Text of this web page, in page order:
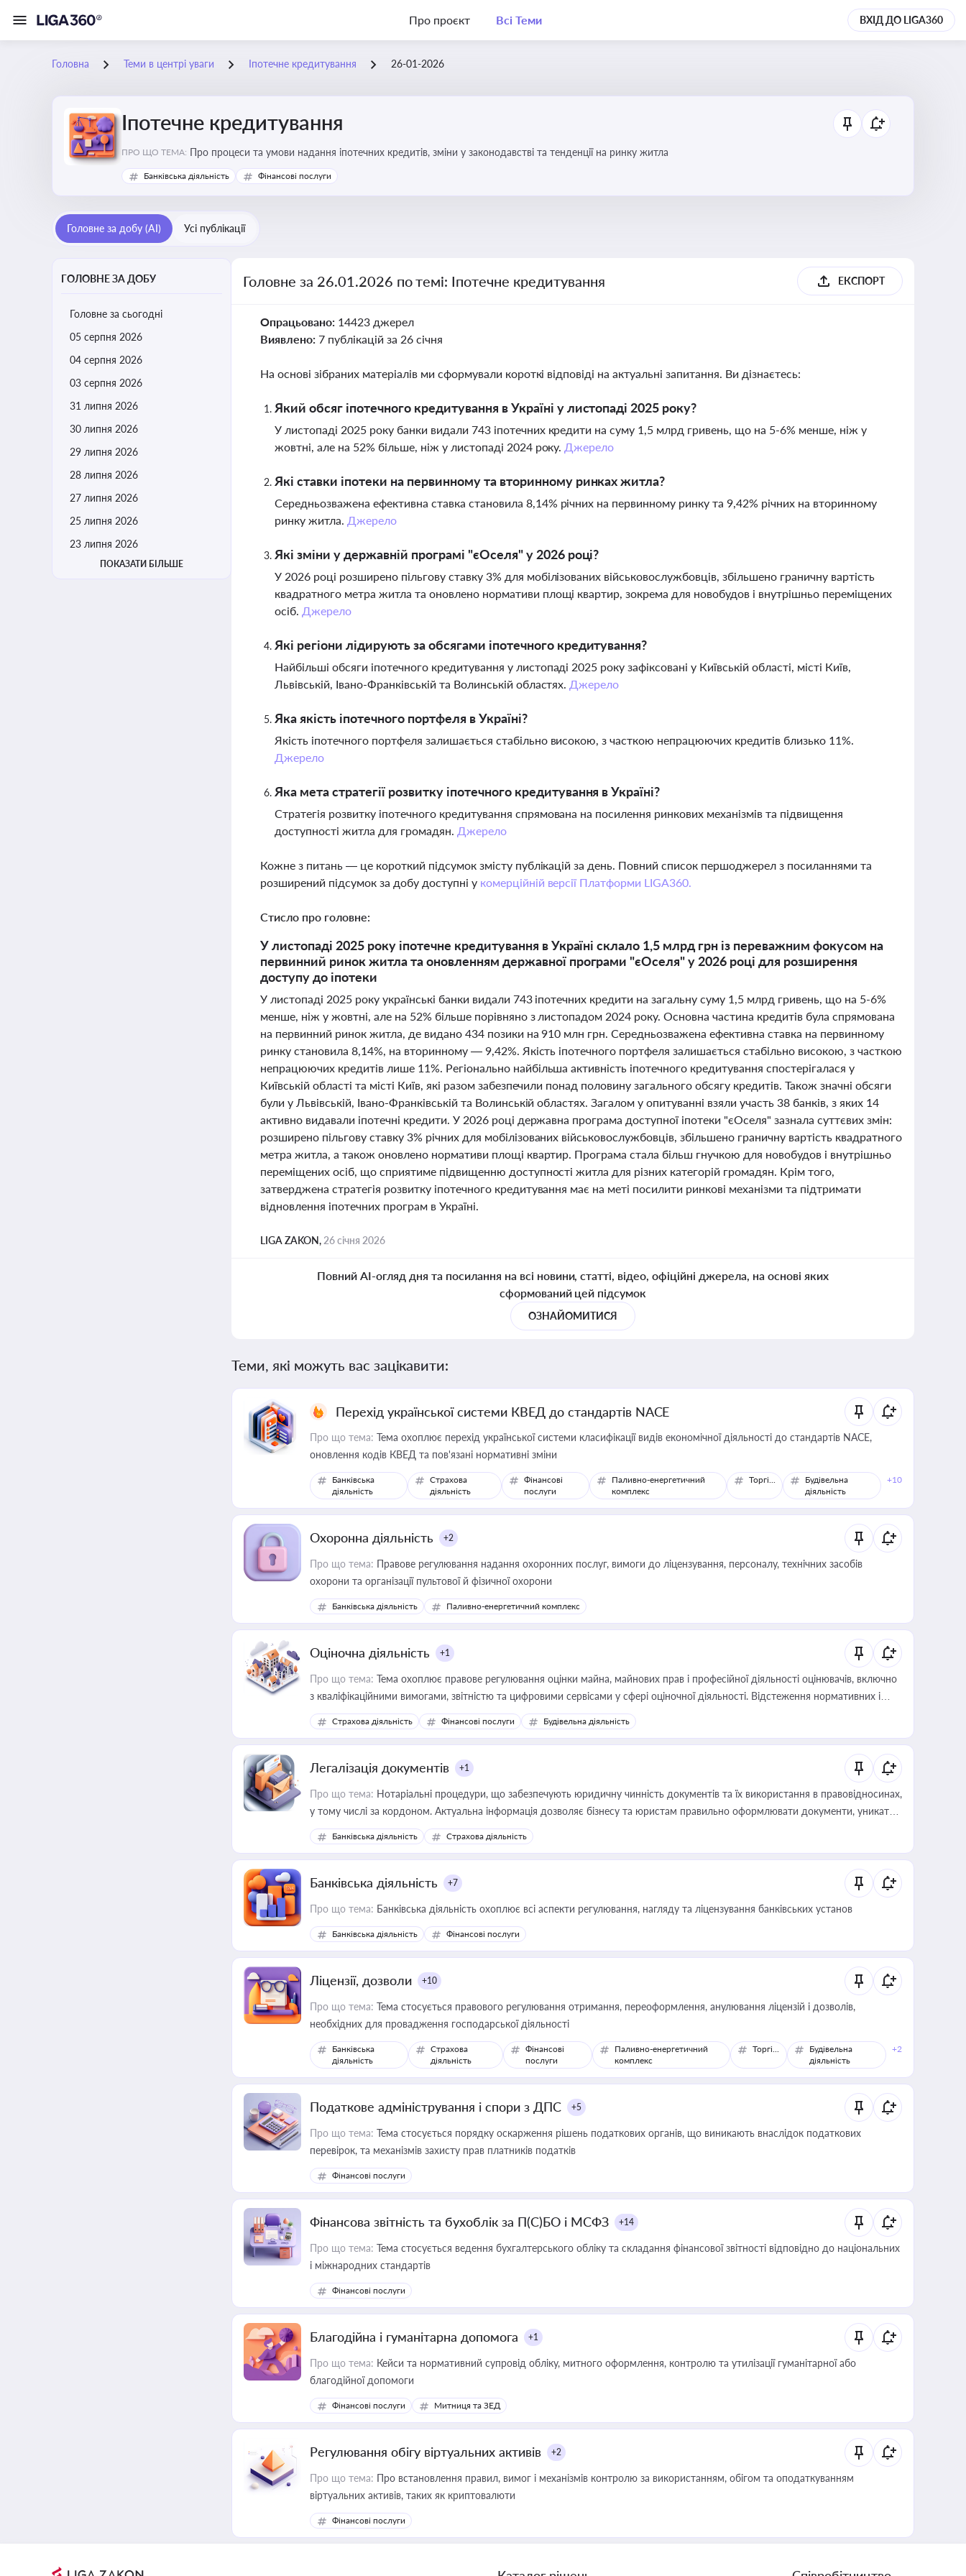
Про проєкт Всі Теми ВХІД ДО LIGA360
Головна Теми в центрі уваги Іпотечне кредитування 26-01-2026
Іпотечне кредитування
ПРО ЩО ТЕМА: Про процеси та умови надання іпотечних кредитів, зміни у законодавстві та тенденції на ринку житла
Банківська діяльність Фінансові послуги
Головне за добу (AI) Усі публікації
ГОЛОВНЕ ЗА ДОБУ
Головне за сьогодні
05 серпня 2026
04 серпня 2026
03 серпня 2026
31 липня 2026
30 липня 2026
29 липня 2026
28 липня 2026
27 липня 2026
25 липня 2026
23 липня 2026
ПОКАЗАТИ БІЛЬШЕ
Головне за 26.01.2026 по темі: Іпотечне кредитування ЕКСПОРТ
Опрацьовано: 14423 джерел
Виявлено: 7 публікацій за 26 січня
На основі зібраних матеріалів ми сформували короткі відповіді на актуальні запитання. Ви дізнаєтесь:
Який обсяг іпотечного кредитування в Україні у листопаді 2025 року?
У листопаді 2025 року банки видали 743 іпотечних кредити на суму 1,5 млрд гривень, що на 5-6% менше, ніж у
жовтні, але на 52% більше, ніж у листопаді 2024 року. Джерело
Які ставки іпотеки на первинному та вторинному ринках житла?
Середньозважена ефективна ставка становила 8,14% річних на первинному ринку та 9,42% річних на вторинному
ринку житла. Джерело
Які зміни у державній програмі "єОселя" у 2026 році?
У 2026 році розширено пільгову ставку 3% для мобілізованих військовослужбовців, збільшено граничну вартість
квадратного метра житла та оновлено нормативи площі квартир, зокрема для новобудов і внутрішньо переміщених
осіб. Джерело
Які регіони лідирують за обсягами іпотечного кредитування?
Найбільші обсяги іпотечного кредитування у листопаді 2025 року зафіксовані у Київській області, місті Київ,
Львівській, Івано-Франківській та Волинській областях. Джерело
Яка якість іпотечного портфеля в Україні?
Якість іпотечного портфеля залишається стабільно високою, з часткою непрацюючих кредитів близько 11%.
Джерело
Яка мета стратегії розвитку іпотечного кредитування в Україні?
Стратегія розвитку іпотечного кредитування спрямована на посилення ринкових механізмів та підвищення
доступності житла для громадян. Джерело
Кожне з питань — це короткий підсумок змісту публікацій за день. Повний список першоджерел з посиланнями та
розширений підсумок за добу доступні у комерційній версії Платформи LIGA360.
Стисло про головне:
У листопаді 2025 року іпотечне кредитування в Україні склало 1,5 млрд грн із переважним фокусом на
первинний ринок житла та оновленням державної програми "єОселя" у 2026 році для розширення
доступу до іпотеки
У листопаді 2025 року українські банки видали 743 іпотечних кредити на загальну суму 1,5 млрд гривень, що на 5-6%
менше, ніж у жовтні, але на 52% більше порівняно з листопадом 2024 року. Основна частина кредитів була спрямована
на первинний ринок житла, де видано 434 позики на 910 млн грн. Середньозважена ефективна ставка на первинному
ринку становила 8,14%, на вторинному — 9,42%. Якість іпотечного портфеля залишається стабільно високою, з часткою
непрацюючих кредитів лише 11%. Регіонально найбільша активність іпотечного кредитування спостерігалася у
Київській області та місті Київ, які разом забезпечили понад половину загального обсягу кредитів. Також значні обсяги
були у Львівській, Івано-Франківській та Волинській областях. Загалом у опитуванні взяли участь 38 банків, з яких 14
активно видавали іпотечні кредити. У 2026 році державна програма доступної іпотеки "єОселя" зазнала суттєвих змін:
розширено пільгову ставку 3% річних для мобілізованих військовослужбовців, збільшено граничну вартість квадратного
метра житла, а також оновлено нормативи площі квартир. Програма стала більш гнучкою для новобудов і внутрішньо
переміщених осіб, що сприятиме підвищенню доступності житла для різних категорій громадян. Крім того,
затверджена стратегія розвитку іпотечного кредитування має на меті посилити ринкові механізми та підтримати
відновлення іпотечних програм в Україні.
LIGA ZAKON, 26 січня 2026
Повний AI-огляд дня та посилання на всі новини, статті, відео, офіційні джерела, на основі яких
сформований цей підсумок
ОЗНАЙОМИТИСЯ
Теми, які можуть вас зацікавити:
Перехід української системи КВЕД до стандартів NACE
Про що тема: Тема охоплює перехід української системи класифікації видів економічної діяльності до стандартів NACE,
оновлення кодів КВЕД та пов'язані нормативні зміни
Банківська
діяльність
Страхова
діяльність
Фінансові
послуги
Паливно-енергетичний
комплекс
Торгівля
Будівельна
діяльність
+10
Охоронна діяльність +2
Про що тема: Правове регулювання надання охоронних послуг, вимоги до ліцензування, персоналу, технічних засобів
охорони та організації пультової й фізичної охорони
Банківська діяльність Паливно-енергетичний комплекс
Оціночна діяльність +1
Про що тема: Тема охоплює правове регулювання оцінки майна, майнових прав і професійної діяльності оцінювачів, включно
з кваліфікаційними вимогами, звітністю та цифровими сервісами у сфері оціночної діяльності. Відстеження нормативних і
медійних змін у цій сфері корисне для власника бізнесу, керівника, юриста або бухгалтера під час оподаткування,
приватизації, оренди державного майна, корпоративних угод і перевірки статусу суб'єктів оціночної діяльності
Страхова діяльність Фінансові послуги Будівельна діяльність
Легалізація документів +1
Про що тема: Нотаріальні процедури, що забезпечують юридичну чинність документів та їх використання в правовідносинах,
у тому числі за кордоном. Актуальна інформація дозволяє бізнесу та юристам правильно оформлювати документи, уникати
ризиків недійсності та забезпечувати їх належне прийняття органами влади та контрагентами
Банківська діяльність Страхова діяльність
Банківська діяльність +7
Про що тема: Банківська діяльність охоплює всі аспекти регулювання, нагляду та ліцензування банківських установ
Банківська діяльність Фінансові послуги
Ліцензії, дозволи +10
Про що тема: Тема стосується правового регулювання отримання, переоформлення, анулювання ліцензій і дозволів,
необхідних для провадження господарської діяльності
Банківська
діяльність
Страхова
діяльність
Фінансові
послуги
Паливно-енергетичний
комплекс
Торгівля
Будівельна
діяльність
+2
Податкове адміністрування і спори з ДПС +5
Про що тема: Тема стосується порядку оскарження рішень податкових органів, що виникають внаслідок податкових
перевірок, та механізмів захисту прав платників податків
Фінансові послуги
Фінансова звітність та бухоблік за П(С)БО і МСФЗ +14
Про що тема: Тема стосується ведення бухгалтерського обліку та складання фінансової звітності відповідно до національних
і міжнародних стандартів
Фінансові послуги
Благодійна і гуманітарна допомога +1
Про що тема: Кейси та нормативний супровід обліку, митного оформлення, контролю та утилізації гуманітарної або
благодійної допомоги
Фінансові послуги Митниця та ЗЕД
Регулювання обігу віртуальних активів +2
Про що тема: Про встановлення правил, вимог і механізмів контролю за використанням, обігом та оподаткуванням
віртуальних активів, таких як криптовалюти
Фінансові послуги